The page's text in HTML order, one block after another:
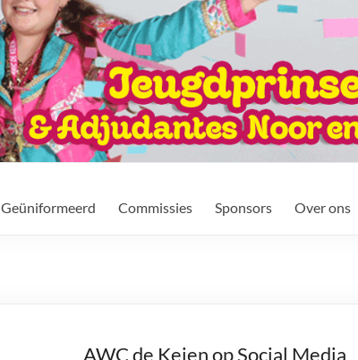
Geüniformeerd Commissies Sponsors Over ons
AWC de Keien op Social Media